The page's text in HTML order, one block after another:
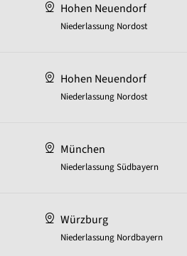
Hohen Neuendorf
Niederlassung Nordost
Hohen Neuendorf
Niederlassung Nordost
München
Niederlassung Südbayern
Würzburg
Niederlassung Nordbayern